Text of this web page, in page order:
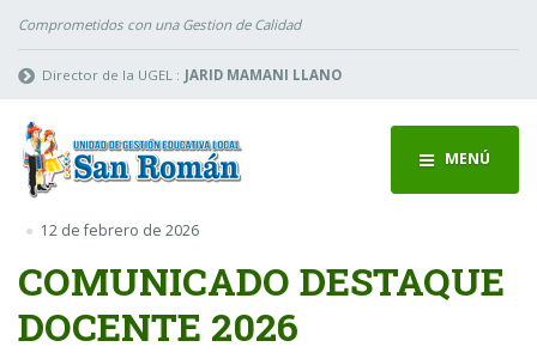
Comprometidos con una Gestion de Calidad
Director de la UGEL : JARID MAMANI LLANO
MENÚ
12 de febrero de 2026
COMUNICADO DESTAQUE
DOCENTE 2026